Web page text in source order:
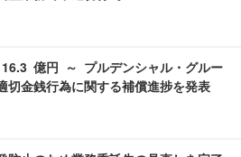
億円 ～ プルデンシャル・グルー
切金銭行為に関する補償進捗を発表